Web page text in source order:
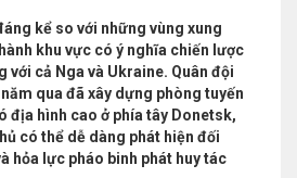
kể so với những vùng xung
khu vực có ý nghĩa chiến lược
với cả Nga và Ukraine. Quân đội
qua đã xây dựng phòng tuyến
địa hình cao ở phía tây Donetsk,
có thể dễ dàng phát hiện đối
hỏa lực pháo binh phát huy tác